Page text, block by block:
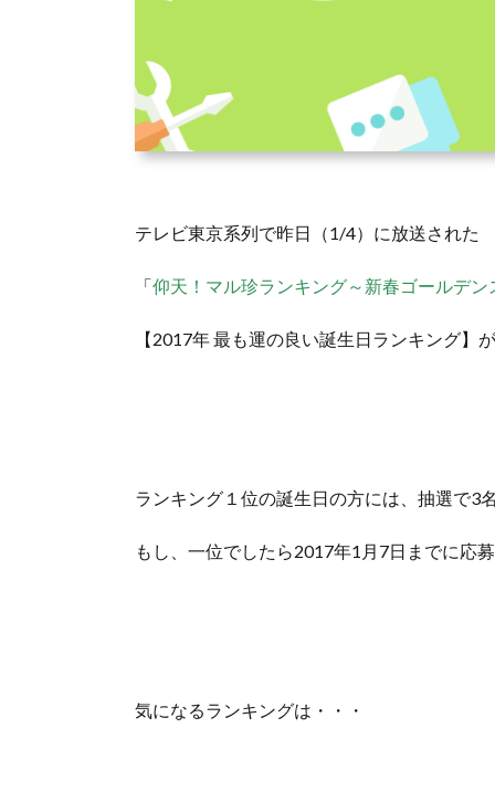
テレビ東京系列で昨日（1/4）に放送された
「仰天！マル珍ランキング～新春ゴールデン
【2017年 最も運の良い誕生日ランキング】
ランキング１位の誕生日の方には、抽選で3
もし、一位でしたら2017年1月7日までに応
気になるランキングは・・・